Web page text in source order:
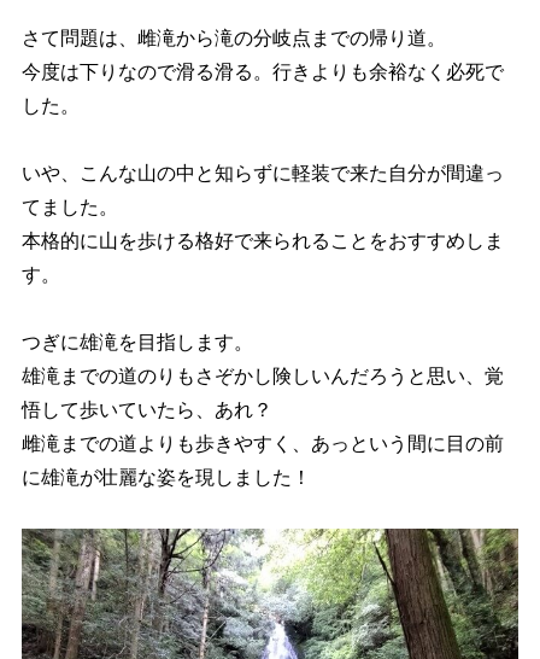
さて問題は、雌滝から滝の分岐点までの帰り道。
今度は下りなので滑る滑る。行きよりも余裕なく必死で
した。
いや、こんな山の中と知らずに軽装で来た自分が間違っ
てました。
本格的に山を歩ける格好で来られることをおすすめしま
す。
つぎに雄滝を目指します。
雄滝までの道のりもさぞかし険しいんだろうと思い、覚
悟して歩いていたら、あれ？
雌滝までの道よりも歩きやすく、あっという間に目の前
に雄滝が壮麗な姿を現しました！